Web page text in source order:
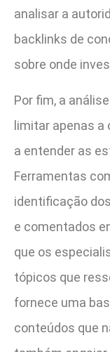
analisar a
backlinks de
sobre onde
Por fim, a
limitar apenas a
a entender as
Ferramentas
identificação
e comentados
que os
tópicos que
fornece uma
conteúdos que